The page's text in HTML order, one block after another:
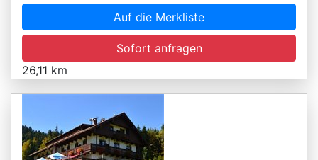
Auf die Merkliste
Sofort anfragen
26,11 km